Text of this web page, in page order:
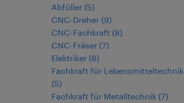
Abfüller (5)
CNC-Dreher (9)
CNC-Fachkraft (8)
CNC-Fräser (7)
Elektriker (6)
Fachkraft für Lebensmitteltechnik
(5)
Fachkraft für Metalltechnik (7)